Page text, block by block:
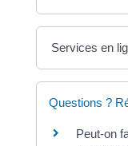
Services en
Questions ?
Peut-on